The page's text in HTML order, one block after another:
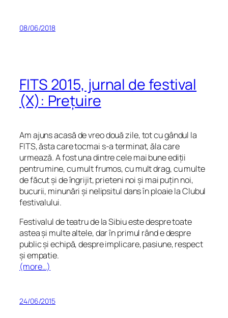
08/06/2018
FITS 2015, jurnal de festival
(X): Prețuire
Am ajuns acasă de vreo două zile, tot cu gândul la
FITS, ăsta care tocmai s-a terminat, ăla care
urmează. A fost una dintre cele mai bune ediții
pentru mine, cu mult frumos, cu mult drag, cu multe
de făcut și de îngrijit, prieteni noi și mai puțin noi,
bucurii, minunări și nelipsitul dans în ploaie la Clubul
festivalului.
Festivalul de teatru de la Sibiu este despre toate
astea și multe altele, dar în primul rând e despre
public și echipă, despre implicare, pasiune, respect
și empatie.
(more…)
24/06/2015